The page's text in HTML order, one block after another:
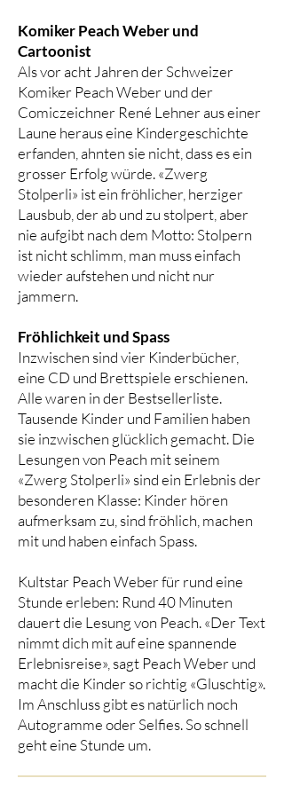
Komiker Peach Weber und
Cartoonist
Als vor acht Jahren der Schweizer
Komiker Peach Weber und der
Comiczeichner René Lehner aus einer
Laune heraus eine Kindergeschichte
erfanden, ahnten sie nicht, dass es ein
grosser Erfolg würde. «Zwerg
Stolperli» ist ein fröhlicher, herziger
Lausbub, der ab und zu stolpert, aber
nie aufgibt nach dem Motto: Stolpern
ist nicht schlimm, man muss einfach
wieder aufstehen und nicht nur
jammern.
Fröhlichkeit und Spass
Inzwischen sind vier Kinderbücher,
eine CD und Brettspiele erschienen.
Alle waren in der Bestsellerliste.
Tausende Kinder und Familien haben
sie inzwischen glücklich gemacht. Die
Lesungen von Peach mit seinem
«Zwerg Stolperli» sind ein Erlebnis der
besonderen Klasse: Kinder hören
aufmerksam zu, sind fröhlich, machen
mit und haben einfach Spass.
Kultstar Peach Weber für rund eine
Stunde erleben: Rund 40 Minuten
dauert die Lesung von Peach. «Der Text
nimmt dich mit auf eine spannende
Erlebnisreise», sagt Peach Weber und
macht die Kinder so richtig «Gluschtig».
Im Anschluss gibt es natürlich noch
Autogramme oder Selfies. So schnell
geht eine Stunde um.